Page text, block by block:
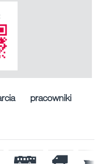
pracowniki